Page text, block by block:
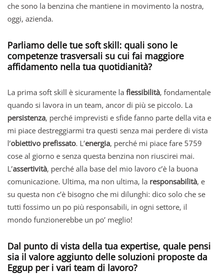
che sono la benzina che mantiene in movimento la nostra,
oggi, azienda.
Parliamo delle tue soft skill: quali sono le
competenze trasversali su cui fai maggiore
affidamento nella tua quotidianità?
La prima soft skill è sicuramente la flessibilità, fondamentale
quando si lavora in un team, ancor di più se piccolo. La
persistenza, perché imprevisti e sfide fanno parte della vita e
mi piace destreggiarmi tra questi senza mai perdere di vista
l’obiettivo prefissato. L’energia, perché mi piace fare 5759
cose al giorno e senza questa benzina non riuscirei mai.
L’assertività, perché alla base del mio lavoro c’è la buona
comunicazione. Ultima, ma non ultima, la responsabilità, e
su questa non c’è bisogno che mi dilunghi: dico solo che se
tutti fossimo un po più responsabili, in ogni settore, il
mondo funzionerebbe un po’ meglio!
Dal punto di vista della tua expertise, quale pensi
sia il valore aggiunto delle soluzioni proposte da
Eggup per i vari team di lavoro?